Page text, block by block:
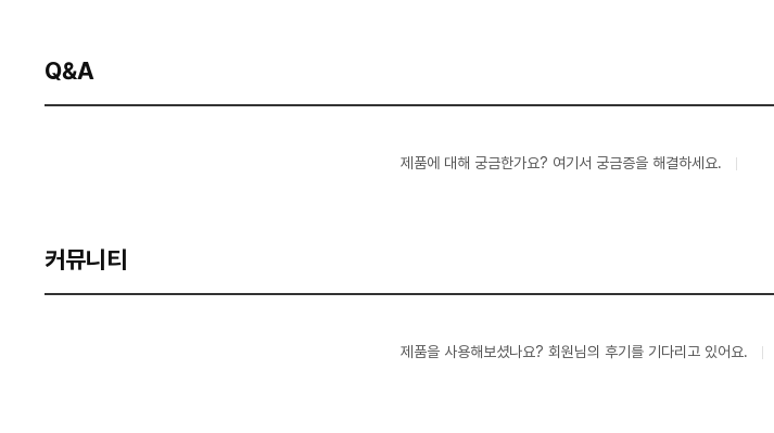
Q&A
제품에 대해 궁금한가요? 여기서 궁금증을 해결하세요.
커뮤니티
제품을 사용해보셨나요? 회원님의 후기를 기다리고 있어요.